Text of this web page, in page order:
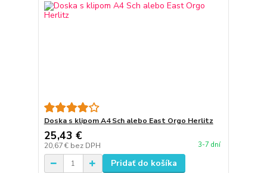
Doska s klipom A4 Sch alebo East Orgo Herlitz
25,43 €
20,67 € bez DPH 3-7 dní
Pridať do košíka